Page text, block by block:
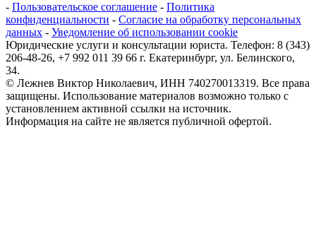
- Пользовательское соглашение - Политика
конфиденциальности - Согласие на обработку персональных
данных - Уведомление об использовании cookie
Юридические услуги и консультации юриста. Телефон: 8 (343)
206-48-26, +7 992 011 39 66 г. Екатеринбург, ул. Белинского,
34.
© Лежнев Виктор Николаевич, ИНН 740270013319. Все права
защищены. Использование материалов возможно только с
установлением активной ссылки на источник.
Информация на сайте не является публичной офертой.